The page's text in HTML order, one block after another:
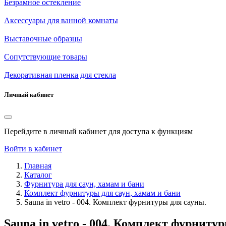
Безрамное остекление
Аксессуары для ванной комнаты
Выставочные образцы
Сопутствующие товары
Декоративная пленка для стекла
Личный кабинет
Перейдите в личный кабинет для доступа к функциям
Войти в кабинет
Главная
Каталог
Фурнитура для саун, хамам и бани
Комплект фурнитуры для саун, хамам и бани
Sauna in vetro - 004. Комплект фурнитуры для сауны.